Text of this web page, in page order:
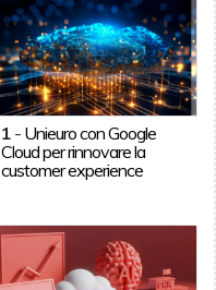
1 - Unieuro con Google
Cloud per rinnovare la
customer experience